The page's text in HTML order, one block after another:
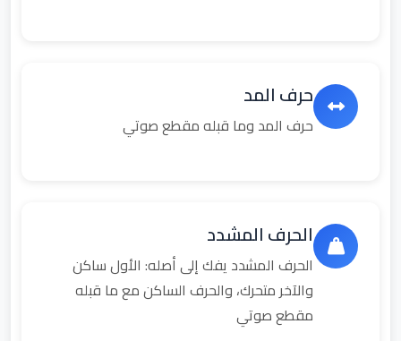
حرف المد
حرف المد وما قبله مقطع صوتي
الحرف المشدد
الحرف المشدد يفك إلى أصله: الأول ساكن
والآخر متحرك، والحرف الساكن مع ما قبله
مقطع صوتي